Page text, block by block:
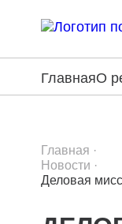
ГлавнаяО
Главная ·
Новости ·
Деловая